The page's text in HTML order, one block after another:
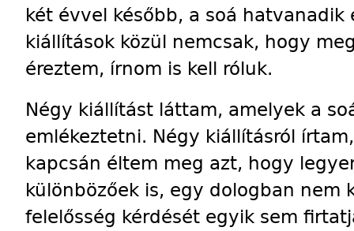
két évvel később, a soá hatvanadik
kiállítások közül nemcsak, hogy
éreztem, írnom is kell róluk.
Négy kiállítást láttam, amelyek a
emlékeztetni. Négy kiállításról
kapcsán éltem meg azt, hogy
különbözőek is, egy dologban nem
felelősség kérdését egyik sem